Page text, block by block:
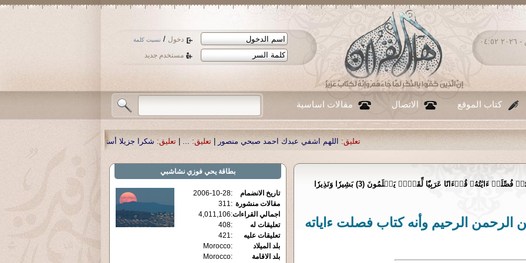
دخول / نسيت كلمة
مستخدم جديد
الجمعة ٠٧ - أغسطس - ٢٠٢٦ ٠٤:٥٢
كتاب الموقع الاتصال مقالات اساسية
اللهم اشفي عبدك احمد صبحي منصور|تعليق: ...
|تعليق: شكرا جزيلا أستاذ حمد الحمد .أكرمكم الله .
حمٓ (1) تَنزِيلٞ مِّنَ ٱلرَّحۡمَٰنِ ٱلرَّحِيمِ (2) كِتَٰبٞ فُصِّلَتۡ ءَايَٰتُهُۥ قُرۡءَانًا عَرَبِيّٗا لِّقَوۡمٖ يَعۡلَمُونَ (3) بَشِيرٗا وَنَذِيرٗا
الرحمن الرحيم وأنه كتاب فصلت ءاياته
بطاقة يحي فوزي نشاشبي
تاريخ الانضمام :
2006-10-28
مقالات منشورة :
311
اجمالي القراءات:
4,011,106
تعليقات له
:
408
تعليقات عليه
:
421
بلد الميلاد
:
Morocco
بلد الاقامة
:
Morocco